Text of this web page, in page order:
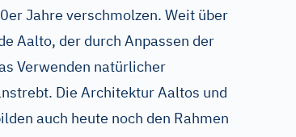
Jahre verschmolzen. Weit über
Aalto, der durch Anpassen der
Verwenden natürlicher
Die Architektur Aaltos und
auch heute noch den Rahmen